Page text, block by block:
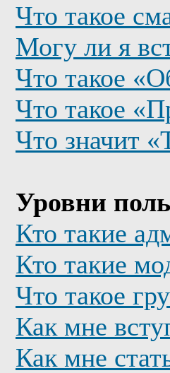
Что такое
Могу ли я
Что такое
Что такое
Что значит
Уровни
Кто такие
Кто такие
Что такое
Как мне
Как мне